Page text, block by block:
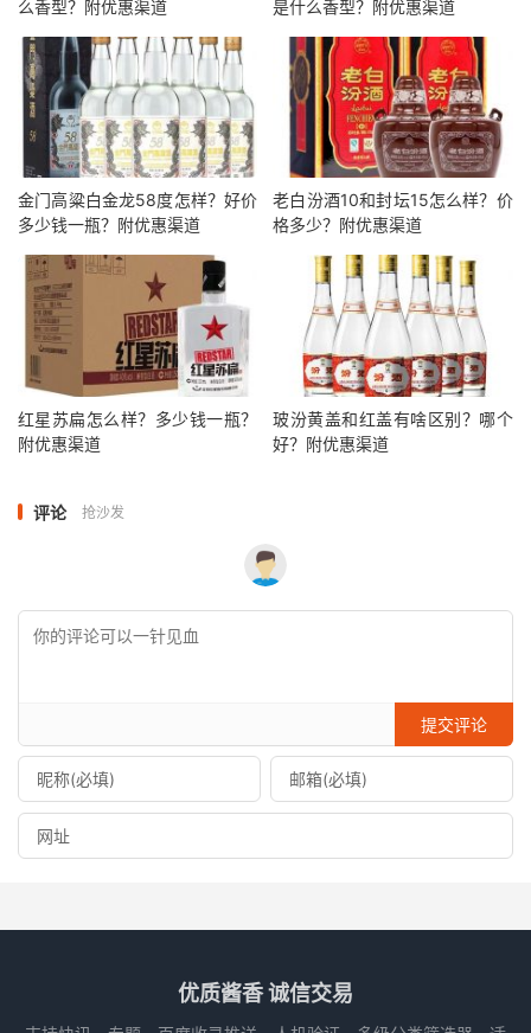
么香型？附优惠渠道
是什么香型？附优惠渠道
金门高粱白金龙58度怎样？好价
多少钱一瓶？附优惠渠道
老白汾酒10和封坛15怎么样？价
格多少？附优惠渠道
红星苏扁怎么样？多少钱一瓶？
附优惠渠道
玻汾黄盖和红盖有啥区别？哪个
好？附优惠渠道
评论 抢沙发
提交评论
优质酱香 诚信交易